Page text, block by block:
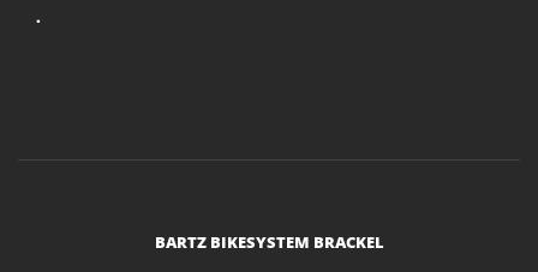
.
BARTZ BIKESYSTEM BRACKEL